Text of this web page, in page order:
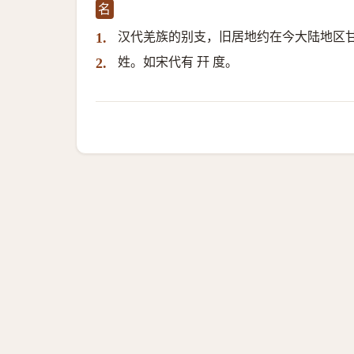
名
1. 汉代羌族的别支，旧居地约在今大陆地区
2. 姓。如宋代有 幵 度。